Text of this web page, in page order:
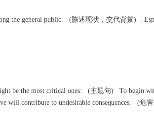
the general public. (陈述现状，交代背景) .
be the most critical ones: (主题句) To begin
contribute to undesirable consequences. (危